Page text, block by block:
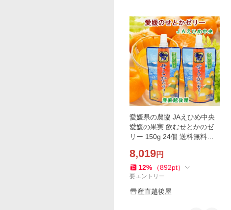
愛媛県の農協 JAえひめ中央
愛媛の果実 飲むせとかのゼ
リー 150g 24個 送料無料
ギフト】
8,019円
12% （892pt）
要エントリー
産直越後屋